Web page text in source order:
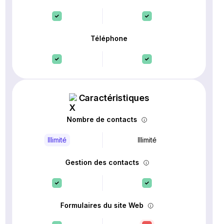
Téléphone
Caractéristiques
Nombre de contacts
Illimité Illimité
Gestion des contacts
Formulaires du site Web